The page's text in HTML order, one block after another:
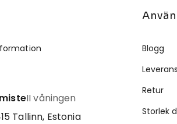
II våningen
Tallinn, Estonia
Blogg
Leverans
Retur
Storlek